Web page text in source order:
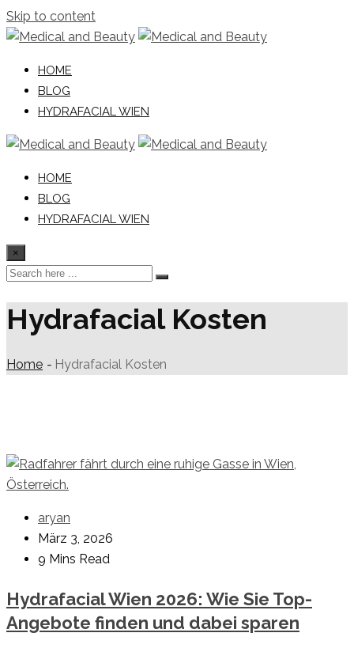
Skip to content
HOME
BLOG
HYDRAFACIAL WIEN
HOME
BLOG
HYDRAFACIAL WIEN
×
Hydrafacial Kosten
Home - Hydrafacial Kosten
aryan
März 3, 2026
9 Mins Read
Hydrafacial Wien 2026: Wie Sie Top-
Angebote finden und dabei sparen